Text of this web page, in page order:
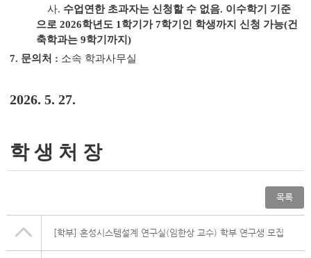
사. 수업연한 초과자는 신청할 수 없음. 이수학기 기준
으로2026학년도 1 학기가7학기인 학생까지 신청 가능(건
축학과는9학기까지)
7. 문의처 : 소속 학과사무실
2026. 5. 27.
학 생 처 장
목록
[학부] 혼성시스템설계 연구실(임한상 교수) 학부 연구생 모집